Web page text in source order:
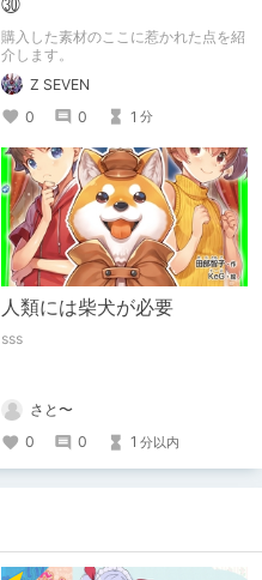
㉚
購入した素材のここに惹かれた点を紹
介します。
Z SEVEN
0
0 1 分
人類には柴犬が必要
sss
さと〜
0
0 1 分以内